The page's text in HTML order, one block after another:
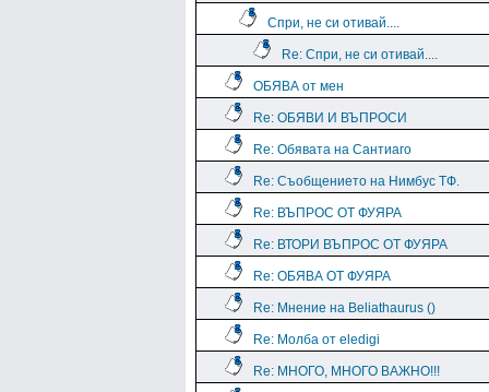
Спри, не си отивай....
Re: Спри, не си отивай....
ОБЯВА от мен
Re: ОБЯВИ И ВЪПРОСИ
Re: Обявата на Сантиаго
Re: Съобщението на Нимбус ТФ.
Re: ВЪПРОС ОТ ФУЯРА
Re: ВТОРИ ВЪПРОС ОТ ФУЯРА
Re: ОБЯВА ОТ ФУЯРА
Re: Мнение на Beliathaurus ()
Re: Молба от eledigi
Re: МНОГО, МНОГО ВАЖНО!!!